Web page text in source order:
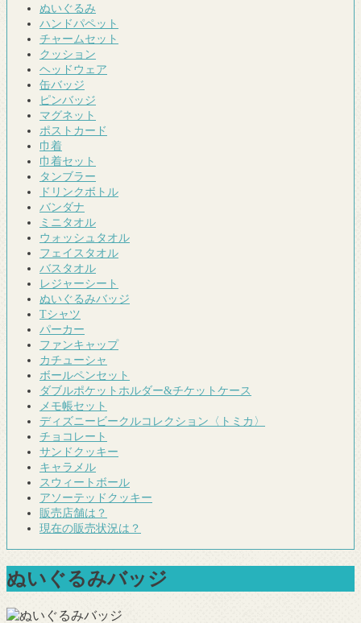
ぬいぐるみ
ハンドパペット
チャームセット
クッション
ヘッドウェア
缶バッジ
ピンバッジ
マグネット
ポストカード
巾着
巾着セット
タンブラー
ドリンクボトル
バンダナ
ミニタオル
ウォッシュタオル
フェイスタオル
バスタオル
レジャーシート
ぬいぐるみバッジ
Tシャツ
パーカー
ファンキャップ
カチューシャ
ボールペンセット
ダブルポケットホルダー&チケットケース
メモ帳セット
ディズニービークルコレクション〈トミカ〉
チョコレート
サンドクッキー
キャラメル
スウィートボール
アソーテッドクッキー
販売店舗は？
現在の販売状況は？
ぬいぐるみバッジ